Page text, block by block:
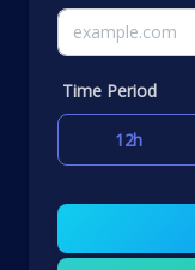
Time Period
12h